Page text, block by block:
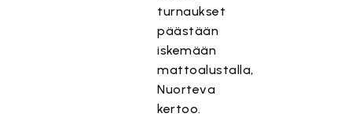
turnaukset
päästään
iskemään
mattoalustalla,
Nuorteva
kertoo.